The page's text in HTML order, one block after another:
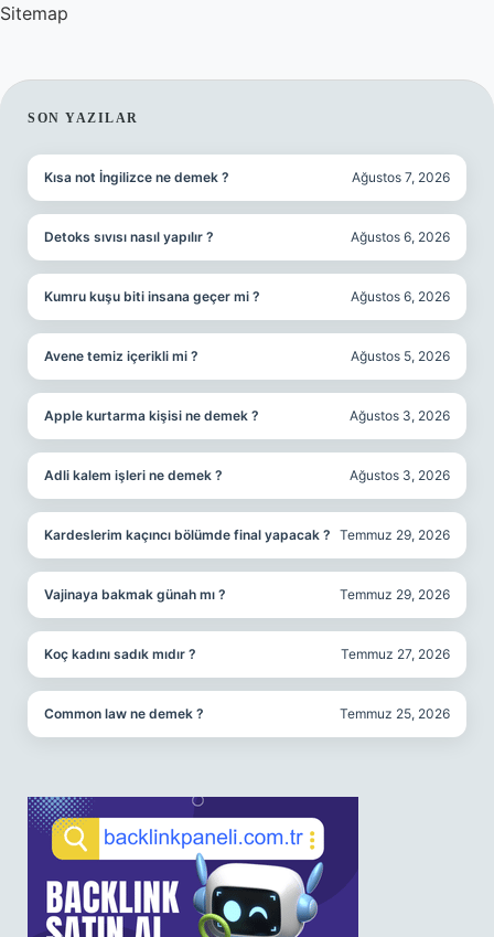
Sitemap
SIDEBAR
SON YAZILAR
Kısa not İngilizce ne demek ? Ağustos 7, 2026
Detoks sıvısı nasıl yapılır ? Ağustos 6, 2026
Kumru kuşu biti insana geçer mi ? Ağustos 6, 2026
Avene temiz içerikli mi ? Ağustos 5, 2026
Apple kurtarma kişisi ne demek ? Ağustos 3, 2026
Adli kalem işleri ne demek ? Ağustos 3, 2026
Kardeslerim kaçıncı bölümde final yapacak ? Temmuz 29, 2026
Vajinaya bakmak günah mı ? Temmuz 29, 2026
Koç kadını sadık mıdır ? Temmuz 27, 2026
Common law ne demek ? Temmuz 25, 2026